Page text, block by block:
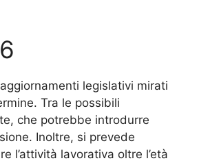
legislativi mirati
Tra le possibili
che potrebbe introdurre
Inoltre, si prevede
l’attività lavorativa oltre l’età